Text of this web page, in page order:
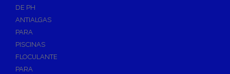
DE PH
ANTIALGAS
PARA
PISCINAS
FLOCULANTE
PARA